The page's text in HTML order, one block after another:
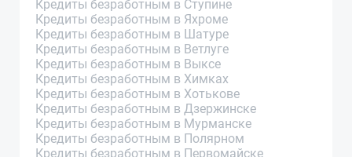
Кредиты безработным в Ступине
Кредиты безработным в Яхроме
Кредиты безработным в Шатуре
Кредиты безработным в Ветлуге
Кредиты безработным в Выксе
Кредиты безработным в Химках
Кредиты безработным в Хотькове
Кредиты безработным в Дзержинске
Кредиты безработным в Мурманске
Кредиты безработным в Полярном
Кредиты безработным в Первомайске